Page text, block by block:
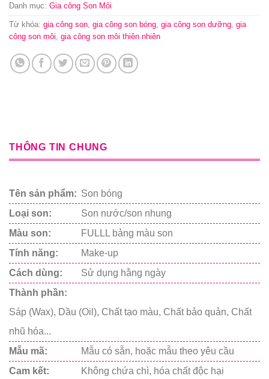
Danh mục: Gia công Son Môi
Từ khóa: gia công son gia công son bóng gia công son dưỡng gia
công son môi gia công son môi thiên nhiên
THÔNG TIN CHUNG
Tên sản phẩm: Son bóng
Loại son:
Son nước/son nhung
Màu son:
FULLL bảng màu son
Tính năng:
Make-up
Cách dùng:
Sử dụng hằng ngày
Thành phần:
Sáp (Wax), Dầu (Oil), Chất tạo màu, Chất bảo quản, Chất
nhũ hóa...
Mẫu mã:
Mẫu có sẵn, hoặc mẫu theo yêu cầu
Cam kết:
Không chứa chì, hóa chất độc hại